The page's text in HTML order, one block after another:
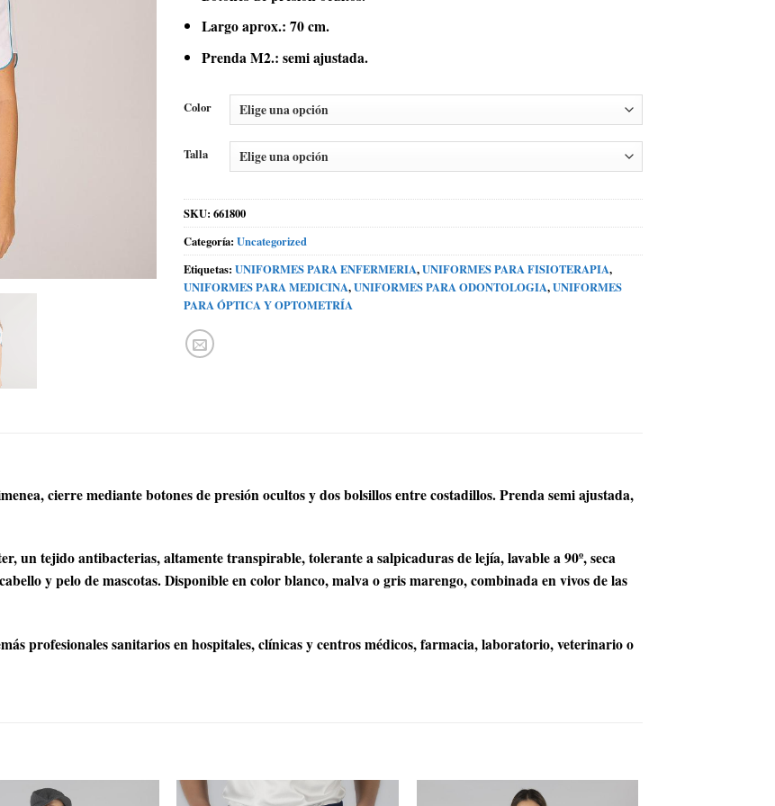
Largo aprox.: 70 cm.
Prenda M2.: semi ajustada.
Color
Talla
SKU: 661800
Categoría: Uncategorized
Etiquetas: UNIFORMES PARA ENFERMERIA,UNIFORMES PARA FISIOTERAPIA,
UNIFORMES PARA MEDICINA,UNIFORMES PARA ODONTOLOGIA,UNIFORMES
PARA ÓPTICA Y OPTOMETRÍA
cierre mediante botones de presión ocultos y dos bolsillos entre costadillos. Prenda semi ajustada,
un tejido antibacterias, altamente transpirable, tolerante a salpicaduras de lejía, lavable a 90º, seca
y pelo de mascotas. Disponible en color blanco, malva o gris marengo, combinada en vivos de las
profesionales sanitarios en hospitales, clínicas y centros médicos, farmacia, laboratorio, veterinario o